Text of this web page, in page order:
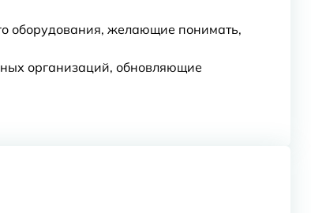
оборудования, желающие понимать,
организаций, обновляющие